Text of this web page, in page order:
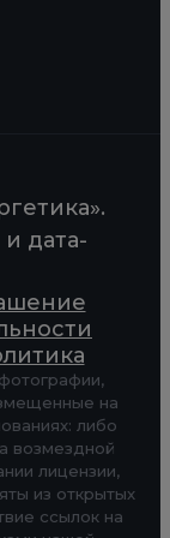
дата-
на
либо
возмездной
лицензии,
из открытых
ссылок на